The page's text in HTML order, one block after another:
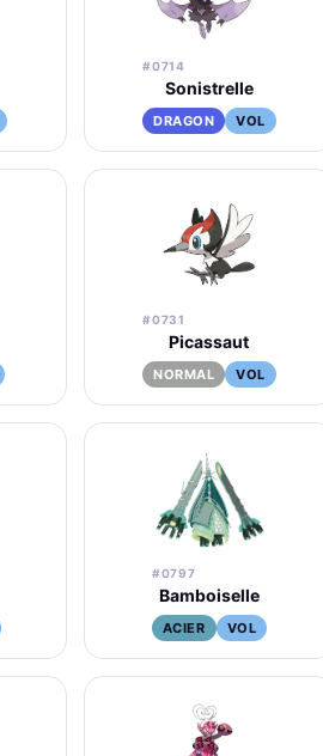
#0714
Sonistrelle
DRAGON VOL
#0731
Picassaut
NORMAL VOL
#0797
Bamboiselle
ACIER VOL